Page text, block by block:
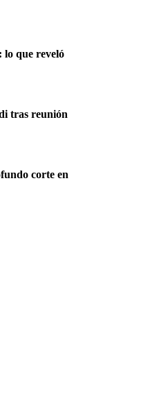
lo que reveló
tras reunión
corte en